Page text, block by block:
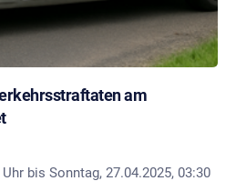
am
bis Sonntag, 27.04.2025, 03:30